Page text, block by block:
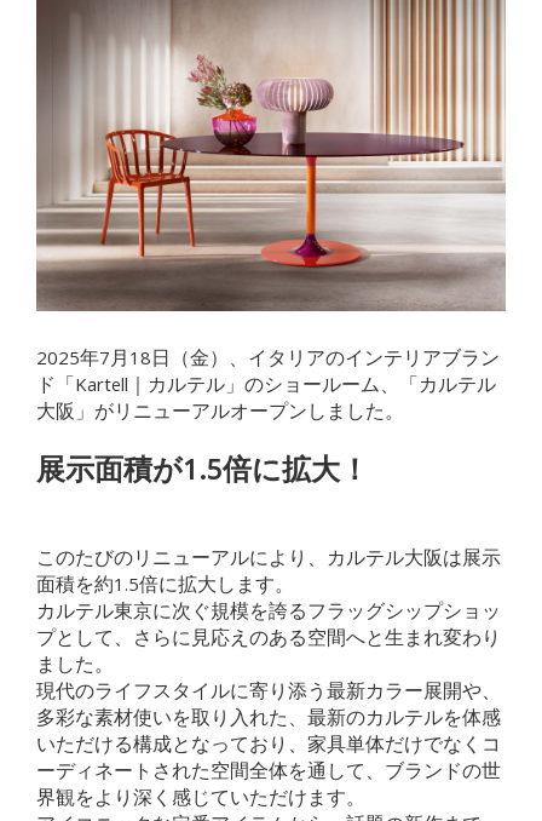
2025年7月18日（金）、イタリアのインテリアブラン
ド「Kartell｜カルテル」のショールーム、「カルテル
大阪」がリニューアルオープンしました。
展示面積が1.5倍に拡大！
このたびのリニューアルにより、カルテル大阪は展示
面積を約1.5倍に拡大します。
カルテル東京に次ぐ規模を誇るフラッグシップショッ
プとして、さらに見応えのある空間へと生まれ変わり
ました。
現代のライフスタイルに寄り添う最新カラー展開や、
多彩な素材使いを取り入れた、最新のカルテルを体感
いただける構成となっており、家具単体だけでなくコ
ーディネートされた空間全体を通して、ブランドの世
界観をより深く感じていただけます。